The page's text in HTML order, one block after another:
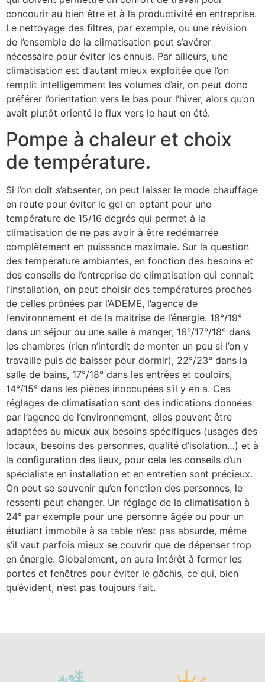
concourir au bien être et à la productivité en entreprise.
Le nettoyage des filtres, par exemple, ou une révision
de l’ensemble de la climatisation peut s’avérer
nécessaire pour éviter les ennuis. Par ailleurs, une
climatisation est d’autant mieux exploitée que l’on
remplit intelligemment les volumes d’air, on peut donc
préférer l’orientation vers le bas pour l’hiver, alors qu’on
avait plutôt orienté le flux vers le haut en été.
Pompe à chaleur et choix
de température.
Si l’on doit s’absenter, on peut laisser le mode chauffage
en route pour éviter le gel en optant pour une
température de 15/16 degrés qui permet à la
climatisation de ne pas avoir à être redémarrée
complètement en puissance maximale. Sur la question
des température ambiantes, en fonction des besoins et
des conseils de l’entreprise de climatisation qui connait
l’installation, on peut choisir des températures proches
de celles prônées par l’ADEME, l’agence de
l’environnement et de la maitrise de l’énergie. 18°/19°
dans un séjour ou une salle à manger, 16°/17°/18° dans
les chambres (rien n’interdit de monter un peu si l’on y
travaille puis de baisser pour dormir), 22°/23° dans la
salle de bains, 17°/18° dans les entrées et couloirs,
14°/15° dans les pièces inoccupées s’il y en a. Ces
réglages de climatisation sont des indications données
par l’agence de l’environnement, elles peuvent être
adaptées au mieux aux besoins spécifiques (usages des
locaux, besoins des personnes, qualité d’isolation…) et à
la configuration des lieux, pour cela les conseils d’un
spécialiste en installation et en entretien sont précieux.
On peut se souvenir qu’en fonction des personnes, le
ressenti peut changer. Un réglage de la climatisation à
24° par exemple pour une personne âgée ou pour un
étudiant immobile à sa table n’est pas absurde, même
s’il vaut parfois mieux se couvrir que de dépenser trop
en énergie. Globalement, on aura intérêt à fermer les
portes et fenêtres pour éviter le gâchis, ce qui, bien
qu’évident, n’est pas toujours fait.